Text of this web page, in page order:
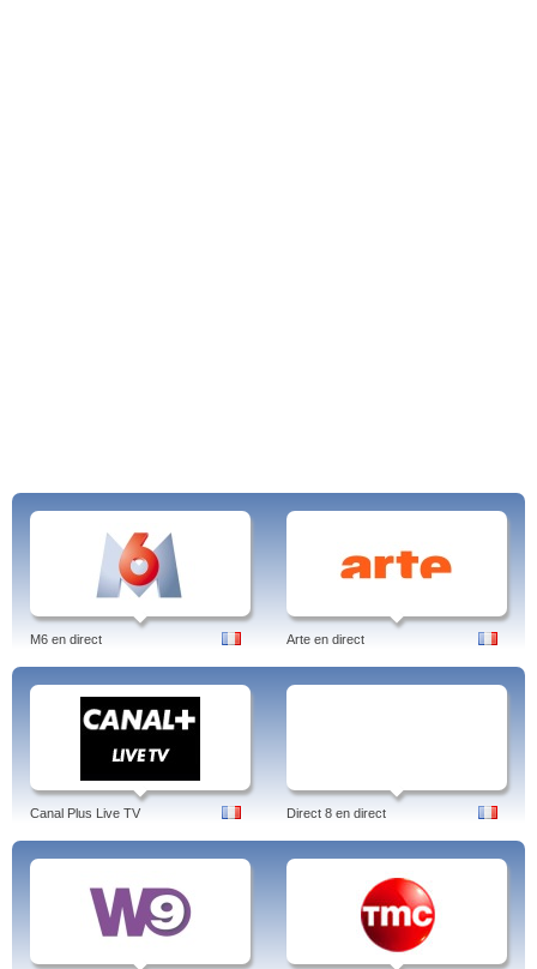
M6 en direct Arte en direct
Canal Plus Live TV Direct 8 en direct